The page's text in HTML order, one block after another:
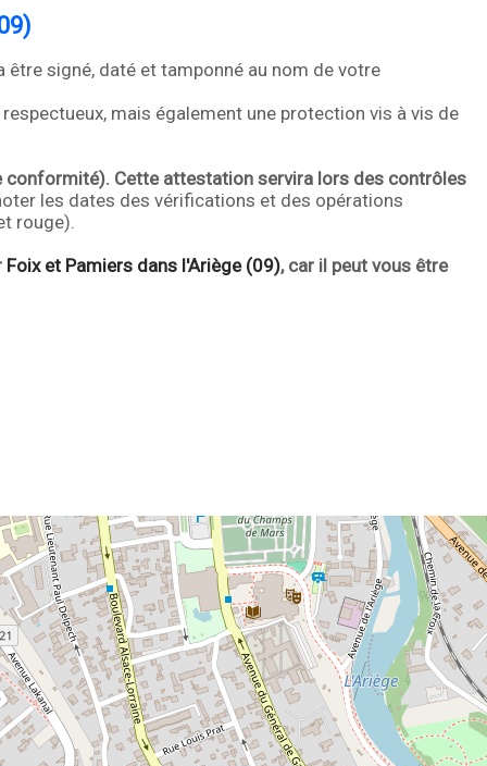
être signé, daté et tamponné au nom de votre
mais également une protection vis à vis de
Cette attestation servira lors des contrôles
les dates des vérifications et des opérations
rouge).
Foix et Pamiers dans l'Ariège (09), car il peut vous être